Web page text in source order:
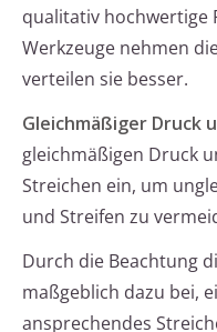
qualitativ hochwertige
Werkzeuge nehmen
verteilen sie besser.
Gleichmäßiger Druck
gleichmäßigen Druck
Streichen ein, um
und Streifen zu
Durch die Beachtung
maßgeblich dazu bei,
ansprechendes